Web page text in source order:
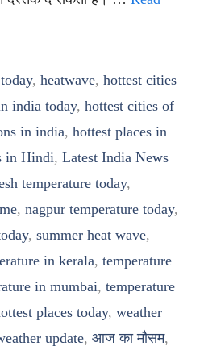
, heatwave, hottest cities
india today, hottest cities of
in india, hottest places in
in Hindi, Latest India News
temperature today,
, nagpur temperature today,
, summer heat wave,
in kerala, temperature
in mumbai, temperature
places today, weather
update, आज का मौसम,